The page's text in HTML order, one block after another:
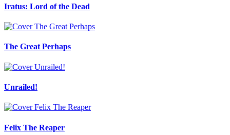
Iratus: Lord of the Dead
The Great Perhaps
Unrailed!
Felix The Reaper